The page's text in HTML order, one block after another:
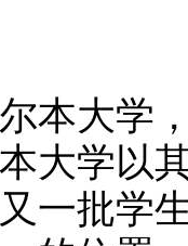
本大学
大学以
一批学